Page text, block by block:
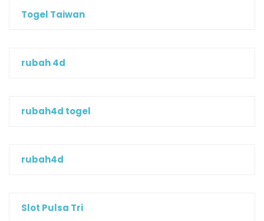
Togel Taiwan
rubah 4d
rubah4d togel
rubah4d
Slot Pulsa Tri